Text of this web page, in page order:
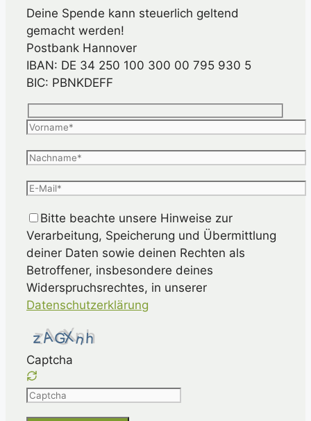
Deine Spende kann steuerlich geltend
gemacht werden!
Postbank Hannover
IBAN: DE 34 250 100 300 00 795 930 5
BIC: PBNKDEFF
Bitte beachte unsere Hinweise zur
Verarbeitung, Speicherung und Übermittlung
deiner Daten sowie deinen Rechten als
Betroffener, insbesondere deines
Widerspruchsrechtes, in unserer
Datenschutzerklärung
Captcha
Please